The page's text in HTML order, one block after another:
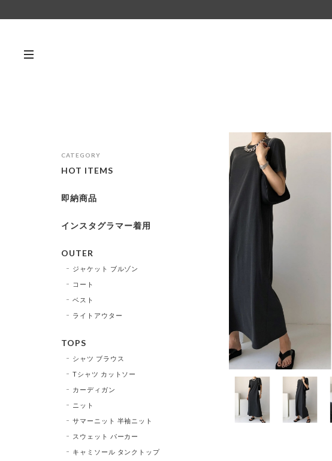
CATEGORY
HOT ITEMS
即納商品
インスタグラマー着用
OUTER
ジャケット ブルゾン
コート
ベスト
ライトアウター
TOPS
シャツ ブラウス
Tシャツ カットソー
カーディガン
ニット
サマーニット 半袖ニット
スウェット パーカー
キャミソール タンクトップ